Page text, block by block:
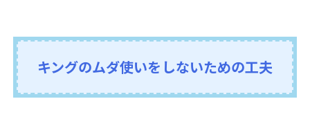
キングのムダ使いをしないための工夫